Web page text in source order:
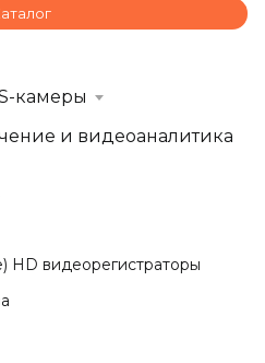
камеры
и видеоаналитика
HD видеорегистраторы